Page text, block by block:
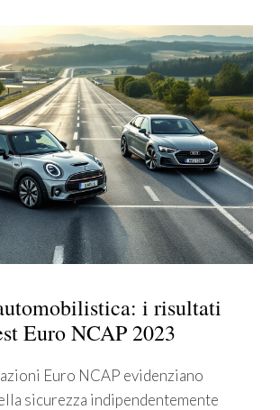
i risultati
Euro NCAP 2023
Euro NCAP evidenziano
sicurezza indipendentemente